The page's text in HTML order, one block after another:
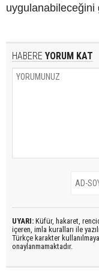
uygulanabileceğini
HABERE YORUM KAT
UYARI: Küfür, hakaret,
içeren, imla kuralları ile
Türkçe karakter
onaylanmamaktadır.